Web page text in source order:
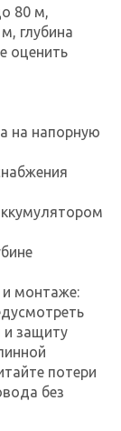
80 м,
глубина
оценить
на напорную
и монтаже:
и защиту
потери
без